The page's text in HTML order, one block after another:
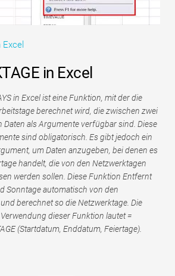
Excel
in Excel
in Excel ist eine Funktion, mit der die
berechnet wird, die zwischen zwei
Daten als Argumente verfügbar sind. Diese
sind obligatorisch. Es gibt jedoch ein
um Daten anzugeben, bei denen es
handelt, die von den Netzwerktagen
werden sollen. Diese Funktion Entfernt
Sonntage automatisch von den
berechnet so die Netzwerktage. Die
dieser Funktion lautet =
(Startdatum, Enddatum, Feiertage).